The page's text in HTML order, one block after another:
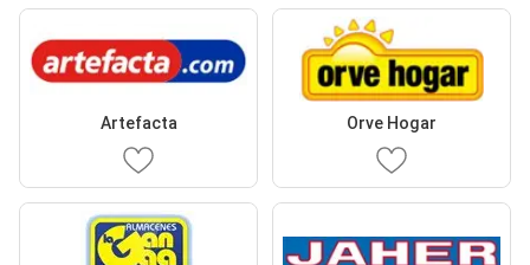
Artefacta Orve Hogar